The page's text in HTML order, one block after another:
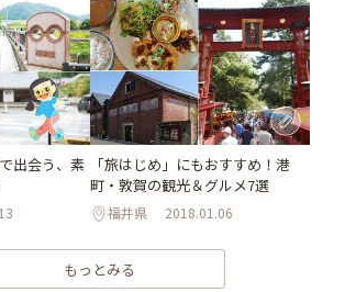
出会う、素
「旅はじめ」にもおすすめ！港
町・敦賀の観光＆グルメ7選
福井県 2018.01.06
もっとみる